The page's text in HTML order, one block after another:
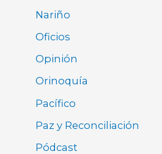
Nariño
Oficios
Opinión
Orinoquía
Pacífico
Paz y Reconciliación
Pódcast